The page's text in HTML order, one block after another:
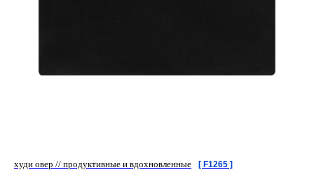
худи овер // продуктивные и вдохновленные [ F1265 ]